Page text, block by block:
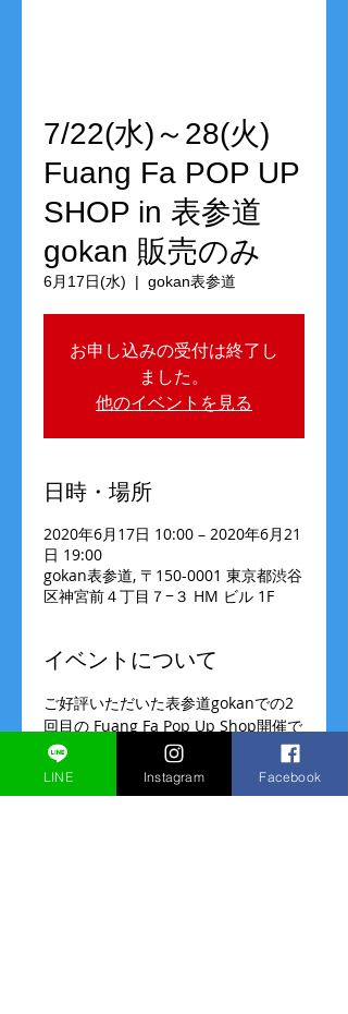
7/22(水)～28(火)
Fuang Fa POP UP
SHOP in 表参道
gokan 販売のみ
6月17日(水)
  |
gokan表参道
お申し込みの受付は終了し
ました。
他のイベントを見る
日時・場所
2020年6月17日 10:00 – 2020年6月21
日 19:00
gokan表参道, 〒150-0001 東京都渋谷
区神宮前４丁目７−３ HM ビル 1F
イベントについて
ご好評いただいた表参道gokanでの2
回目の Fuang Fa Pop Up Shop開催で
す。
表参道gokan1Fエントランス
営業時間  （今後の状況により変更の
LINE Instagram Facebook